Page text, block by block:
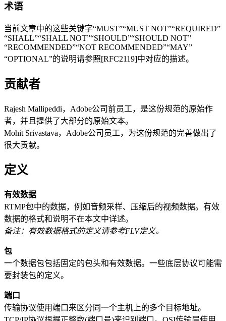
术语
当前文章中的这些关键字“MUST”“MUST NOT”“REQUIRED”
“SHALL”“SHALL NOT”“SHOULD”“SHOULD NOT”
“RECOMMENDED”“NOT RECOMMENDED”“MAY”
“OPTIONAL”的说明请参照[RFC2119]中对应的描述。
贡献者
Rajesh Mallipeddi，Adobe公司前员工，是这份规范的原始作
者，并且提供了大部分的原始文本。
Mohit Srivastava，Adobe公司员工，为这份规范的完善做出了
很大贡献。
定义
有效数据
RTMP包中的数据，例如音频采样、压缩后的视频数据。有效
数据的格式和说明不在本文中详述。
备注：有效数据格式的定义请参考FLV定义。
包
一个数据包包括固定的包头和有效数据。一些底层协议可能需
要封装包的定义。
端口
传输协议使用端口来区分同一个主机上的多个目标地址。